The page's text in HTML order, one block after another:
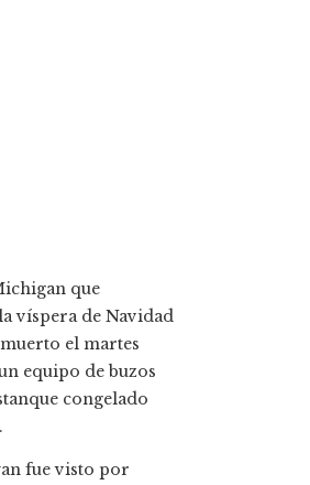
que
víspera de Navidad
el martes
equipo de buzos
congelado
fue visto por